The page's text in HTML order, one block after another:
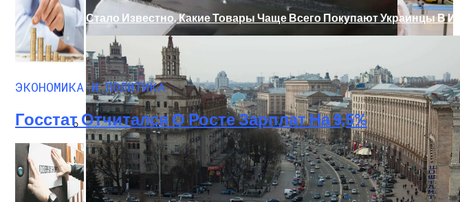
На Какую Зарплату Могут Рассчитывать Украинцы За Рубежом:
Стало Известно, Какие Товары Чаще Всего Покупают Украинцы В
ЭКОНОМИКА И ПОЛИТИКА
Госстат Отчитался О Росте Зарплат На 9,5%